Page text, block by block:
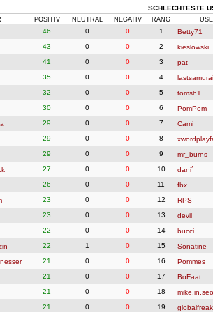
POSITIV NEUTRAL NEGATIV
46 0
0
43 0
0
41 0
0
35 0
0
32 0
0
30 0
0
29 0
0
29 0
0
29 0
0
27 0
0
26 0
0
23 0
0
23 0
0
22 0
0
22 1
0
21 0
0
21 0
0
21 0
0
21 0
0
SCHLECHTESTE
RANG
1
Betty71
2
kieslowski
3
pat
4
5
tomsh1
6
PomPom
7
Cami
8
9
mr_burns
10
dani´
11
fbx
12
RPS
13
devil
14
bucci
15
Sonatine
16
Pommes
17
BoFaat
18
19
globalfreak